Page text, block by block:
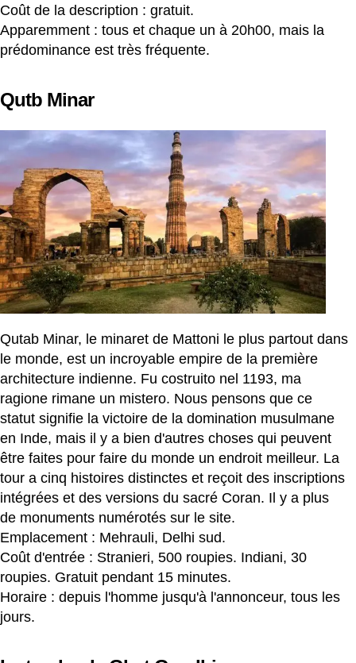
Coût de la description : gratuit.
Apparemment : tous et chaque un à 20h00, mais la
prédominance est très fréquente.
Qutb Minar
Qutab Minar, le minaret de Mattoni le plus partout dans
le monde, est un incroyable empire de la première
architecture indienne. Fu costruito nel 1193, ma
ragione rimane un mistero. Nous pensons que ce
statut signifie la victoire de la domination musulmane
en Inde, mais il y a bien d'autres choses qui peuvent
être faites pour faire du monde un endroit meilleur. La
tour a cinq histoires distinctes et reçoit des inscriptions
intégrées et des versions du sacré Coran. Il y a plus
de monuments numérotés sur le site.
Emplacement : Mehrauli, Delhi sud.
Coût d'entrée : Stranieri, 500 roupies. Indiani, 30
roupies. Gratuit pendant 15 minutes.
Horaire : depuis l'homme jusqu'à l'annonceur, tous les
jours.